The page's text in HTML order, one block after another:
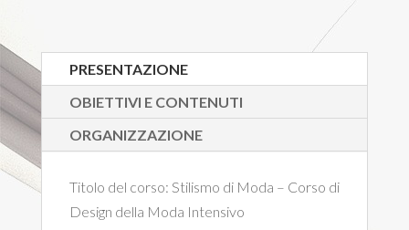
PRESENTAZIONE
OBIETTIVI E CONTENUTI
ORGANIZZAZIONE
Titolo del corso: Stilismo di Moda – Corso di
Design della Moda Intensivo